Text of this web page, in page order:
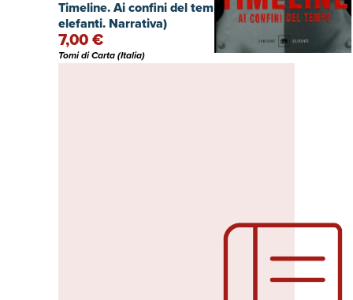
Timeline. Ai confini del tempo (Gli
elefanti. Narrativa)
7,00 €
Tomi di Carta (Italia)